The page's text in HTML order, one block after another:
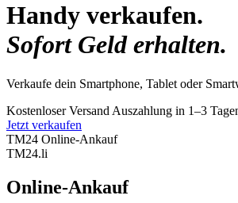
Handy verkaufen.
Sofort Geld erhalten.
Verkaufe dein Smartphone, Tablet oder
Kostenloser Versand Auszahlung in 1–3
Jetzt verkaufen
TM24 Online-Ankauf
TM24.li
Online-Ankauf